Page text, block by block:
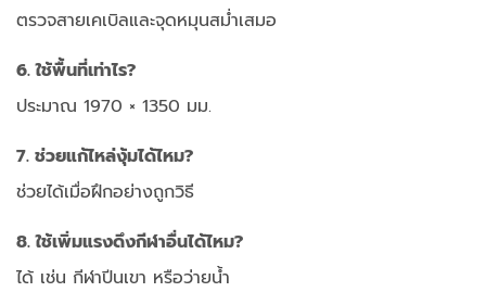
ตรวจสายเคเบิลและจุดหมุนสม่ำเสมอ
6. ใช้พื้นที่เท่าไร?
ประมาณ 1970 × 1350 มม.
7. ช่วยแก้ไหล่งุ้มได้ไหม?
ช่วยได้เมื่อฝึกอย่างถูกวิธี
8. ใช้เพิ่มแรงดึงกีฬาอื่นได้ไหม?
ได้ เช่น กีฬาปีนเขา หรือว่ายน้ำ